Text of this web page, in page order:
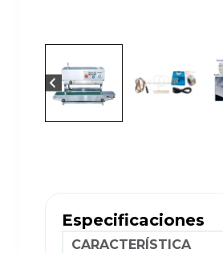
Especificaciones
CARACTERÍSTICA